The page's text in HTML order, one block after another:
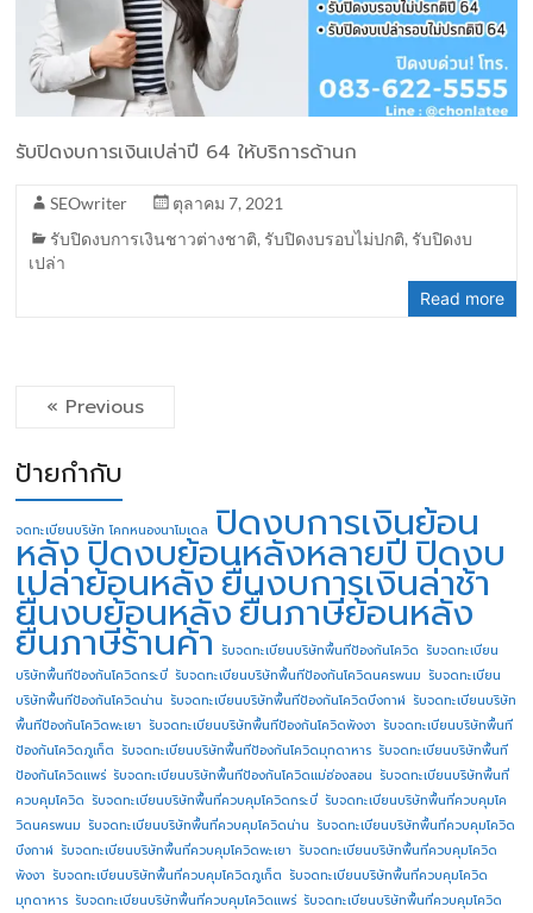
รับปิดงบการเงินเปล่าปี 64 ให้บริการด้านก
SEOwriter
ตุลาคม 7, 2021
รับปิดงบการเงินชาวต่างชาติ, รับปิดงบรอบไม่ปกติ, รับปิดงบ
เปล่า
Read more
« Previous
ป้ายกำกับ
จดทะเบียนบริษัท โคกหนองนาโมเดล ปิดงบการเงินย้อน
หลังปิดงบย้อนหลังหลายปี ปิดงบ
เปล่าย้อนหลังยื่นงบการเงินล่าช้า
ยื่นงบย้อนหลังยื่นภาษีย้อนหลัง
ยื่นภาษีร้านค้า รับจดทะเบียนบริษัทพื้นทีป้องกันโควิด รับจดทะเบียน
บริษัทพื้นทีป้องกันโควิดกระบี่ รับจดทะเบียนบริษัทพื้นทีป้องกันโควิดนครพนม รับจดทะเบียน
บริษัทพื้นทีป้องกันโควิดน่าน รับจดทะเบียนบริษัทพื้นทีป้องกันโควิดบึงกาฬ รับจดทะเบียนบริษัท
พื้นทีป้องกันโควิดพะเยา รับจดทะเบียนบริษัทพื้นทีป้องกันโควิดพังงา รับจดทะเบียนบริษัทพื้นที
ป้องกันโควิดภูเก็ต รับจดทะเบียนบริษัทพื้นทีป้องกันโควิดมุกดาหาร รับจดทะเบียนบริษัทพื้นที
ป้องกันโควิดแพร่ รับจดทะเบียนบริษัทพื้นทีป้องกันโควิดแม่ฮ่องสอน รับจดทะเบียนบริษัทพื้นที่
ควบคุมโควิด รับจดทะเบียนบริษัทพื้นที่ควบคุมโควิดกระบี่ รับจดทะเบียนบริษัทพื้นที่ควบคุมโค
วิดนครพนม รับจดทะเบียนบริษัทพื้นที่ควบคุมโควิดน่าน รับจดทะเบียนบริษัทพื้นที่ควบคุมโควิด
บึงกาฬ รับจดทะเบียนบริษัทพื้นที่ควบคุมโควิดพะเยา รับจดทะเบียนบริษัทพื้นที่ควบคุมโควิด
พังงา รับจดทะเบียนบริษัทพื้นที่ควบคุมโควิดภูเก็ต รับจดทะเบียนบริษัทพื้นที่ควบคุมโควิด
มุกดาหาร รับจดทะเบียนบริษัทพื้นที่ควบคุมโควิดแพร่ รับจดทะเบียนบริษัทพื้นที่ควบคุมโควิด